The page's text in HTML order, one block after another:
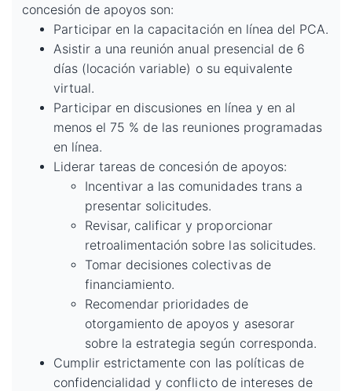
concesión de apoyos son:
Participar en la capacitación en línea del PCA.
Asistir a una reunión anual presencial de 6
días (locación variable) o su equivalente
virtual.
Participar en discusiones en línea y en al
menos el 75 % de las reuniones programadas
en línea.
Liderar tareas de concesión de apoyos:
Incentivar a las comunidades trans a
presentar solicitudes.
Revisar, calificar y proporcionar
retroalimentación sobre las solicitudes.
Tomar decisiones colectivas de
financiamiento.
Recomendar prioridades de
otorgamiento de apoyos y asesorar
sobre la estrategia según corresponda.
Cumplir estrictamente con las políticas de
confidencialidad y conflicto de intereses de